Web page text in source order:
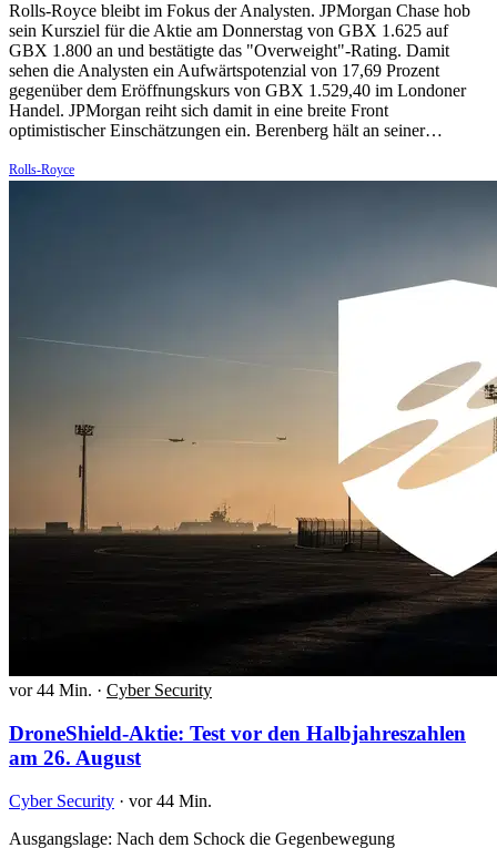
Rolls-Royce bleibt im Fokus der Analysten. JPMorgan Chase hob
sein Kursziel für die Aktie am Donnerstag von GBX 1.625 auf
GBX 1.800 an und bestätigte das "Overweight"-Rating. Damit
sehen die Analysten ein Aufwärtspotenzial von 17,69 Prozent
gegenüber dem Eröffnungskurs von GBX 1.529,40 im Londoner
Handel. JPMorgan reiht sich damit in eine breite Front
optimistischer Einschätzungen ein. Berenberg hält an seiner…
Rolls-Royce
vor 44 Min. · Cyber Security
DroneShield-Aktie: Test vor den Halbjahreszahlen
am 26. August
Cyber Security · vor 44 Min.
Ausgangslage: Nach dem Schock die Gegenbewegung